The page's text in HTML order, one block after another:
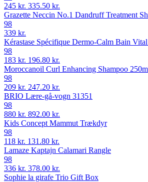
245 kr. 335.50 kr.
Grazette Neccin No.1 Dandruff Treatment
98
339 kr.
Kérastase Spécifique Dermo-Calm Bain
98
183 kr. 196.80 kr.
Moroccanoil Curl Enhancing Shampoo
98
209 kr. 247.20 kr.
BRIO Lære-gå-vogn 31351
98
880 kr. 892.00 kr.
Kids Concept Mammut Trækdyr
98
118 kr. 131.80 kr.
Lamaze Kaptajn Calamari Rangle
98
336 kr. 378.00 kr.
Sophie la girafe Trio Gift Box